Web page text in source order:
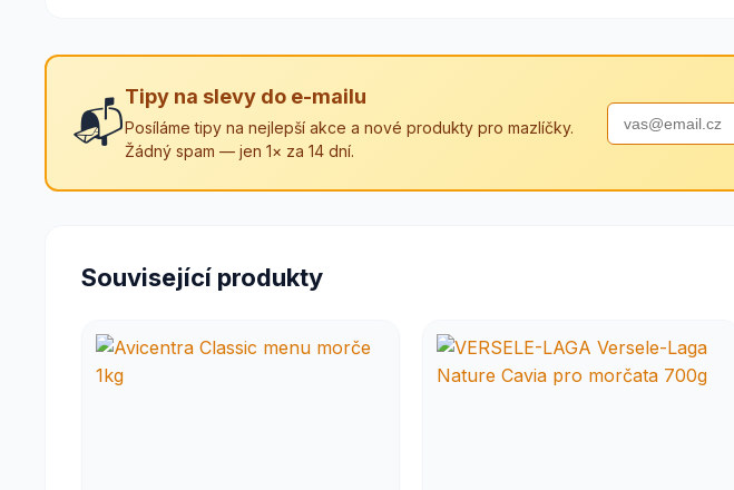
📬
Tipy na slevy do e-mailu
Posíláme tipy na nejlepší akce a nové produkty pro mazlíčky.
Žádný spam — jen 1× za 14 dní.
Související produkty